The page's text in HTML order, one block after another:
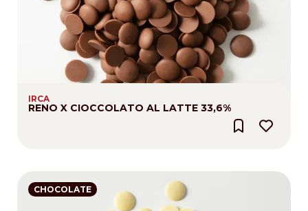
IRCA
RENO X CIOCCOLATO AL LATTE 33,6%
CHOCOLATE